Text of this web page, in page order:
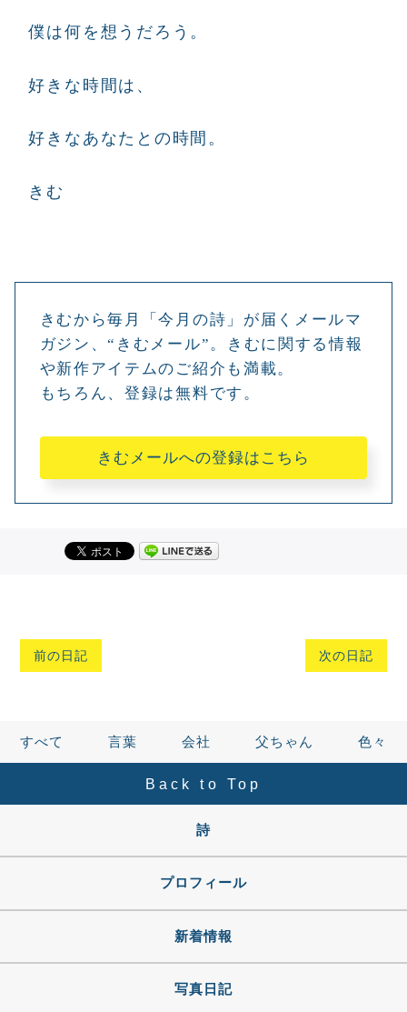
僕は何を想うだろう。
好きな時間は、
好きなあなたとの時間。
きむ
きむから毎月「今月の詩」が届くメールマ
ガジン、“きむメール”。きむに関する情報
や新作アイテムのご紹介も満載。
もちろん、登録は無料です。
きむメールへの登録はこちら
前の日記 次の日記
すべて 言葉 会社 父ちゃん 色々
Back to Top
詩
プロフィール
新着情報
写真日記